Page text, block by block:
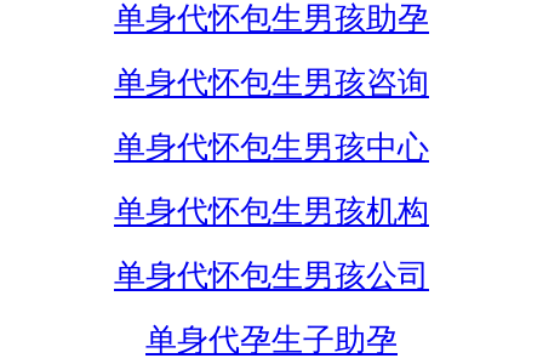
单身代怀包生男孩助孕
单身代怀包生男孩咨询
单身代怀包生男孩中心
单身代怀包生男孩机构
单身代怀包生男孩公司
单身代孕生子助孕